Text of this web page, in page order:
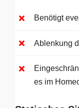
Benötigt
Ablenkung
es im